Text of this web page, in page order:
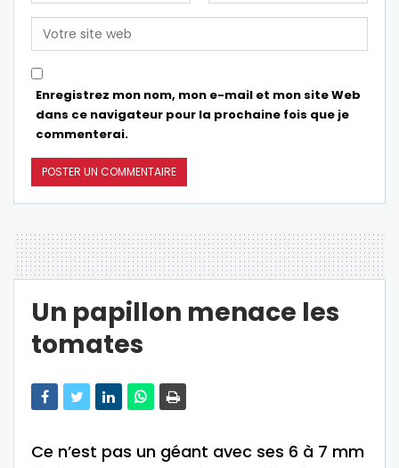
Enregistrez mon nom, mon e-mail et mon site Web
dans ce navigateur pour la prochaine fois que je
commenterai.
Un papillon menace les
tomates
Ce n’est pas un géant avec ses 6 à 7 mm